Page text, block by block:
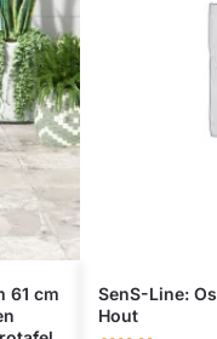
61 cm
SenS-Line:
Hout